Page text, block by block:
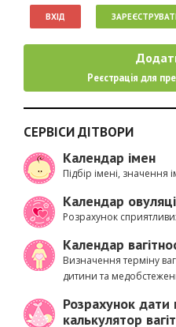
ВХІД
Реєстрація для
СЕРВІСИ ДІТВОРИ
Календар імен
Підбір імені, значення
Календар
Розрахунок
Календар
Визначення терміну
дитини та
Розрахунок дати
калькулятор